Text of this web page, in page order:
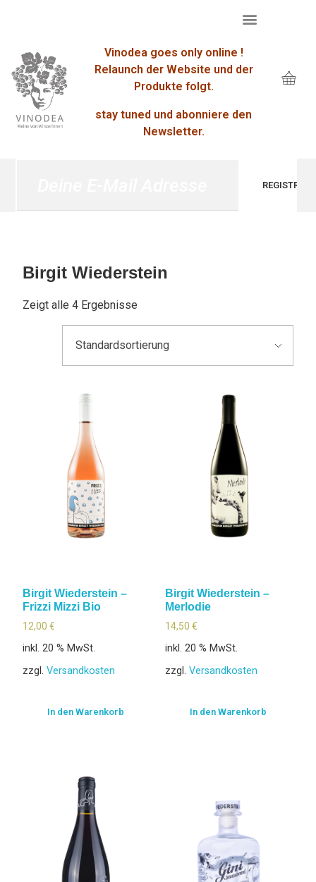
Vinodea goes only online !
Relaunch der Website und der
Produkte folgt.
stay tuned und abonniere den
Newsletter.
Birgit Wiederstein
Zeigt alle 4 Ergebnisse
Birgit Wiederstein –
Frizzi Mizzi Bio
12,00 €
inkl. 20 % MwSt.
zzgl. Versandkosten
In den Warenkorb
Birgit Wiederstein –
Merlodie
14,50 €
inkl. 20 % MwSt.
zzgl. Versandkosten
In den Warenkorb